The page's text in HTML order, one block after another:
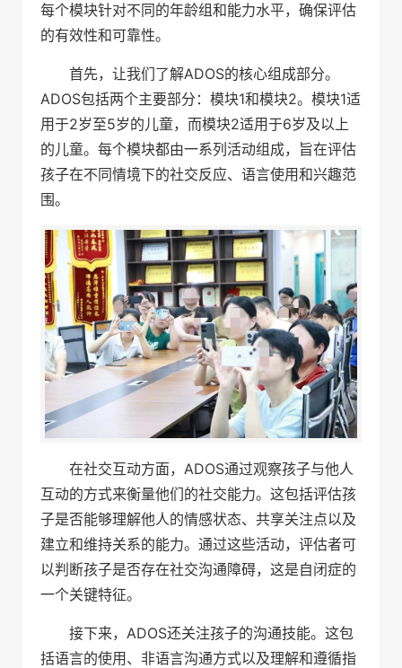
每个模块针对不同的年龄组和能力水平，确保评估
的有效性和可靠性。
首先，让我们了解ADOS的核心组成部分。
ADOS包括两个主要部分：模块1和模块2。模块1适
用于2岁至5岁的儿童，而模块2适用于6岁及以上
的儿童。每个模块都由一系列活动组成，旨在评估
孩子在不同情境下的社交反应、语言使用和兴趣范
围。
在社交互动方面，ADOS通过观察孩子与他人
互动的方式来衡量他们的社交能力。这包括评估孩
子是否能够理解他人的情感状态、共享关注点以及
建立和维持关系的能力。通过这些活动，评估者可
以判断孩子是否存在社交沟通障碍，这是自闭症的
一个关键特征。
接下来，ADOS还关注孩子的沟通技能。这包
括语言的使用、非语言沟通方式以及理解和遵循指